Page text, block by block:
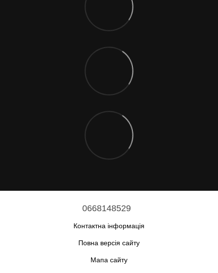
0668148529
Контактна інформація
Повна версія сайту
Мапа сайту